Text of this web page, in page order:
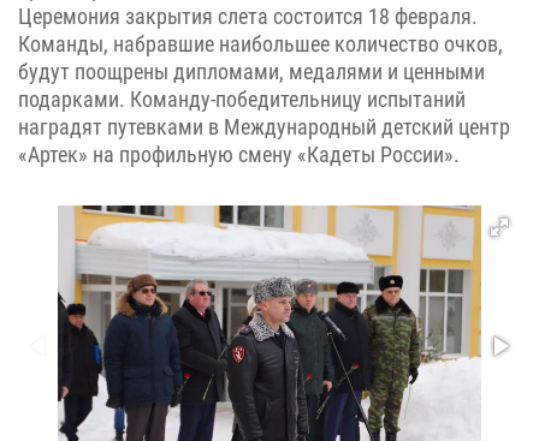
Церемония закрытия слета состоится 18 февраля.
Команды, набравшие наибольшее количество очков,
будут поощрены дипломами, медалями и ценными
подарками. Команду-победительницу испытаний
наградят путевками в Международный детский центр
«Артек» на профильную смену «Кадеты России».